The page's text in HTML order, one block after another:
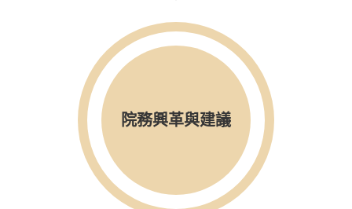
院務興革與建議